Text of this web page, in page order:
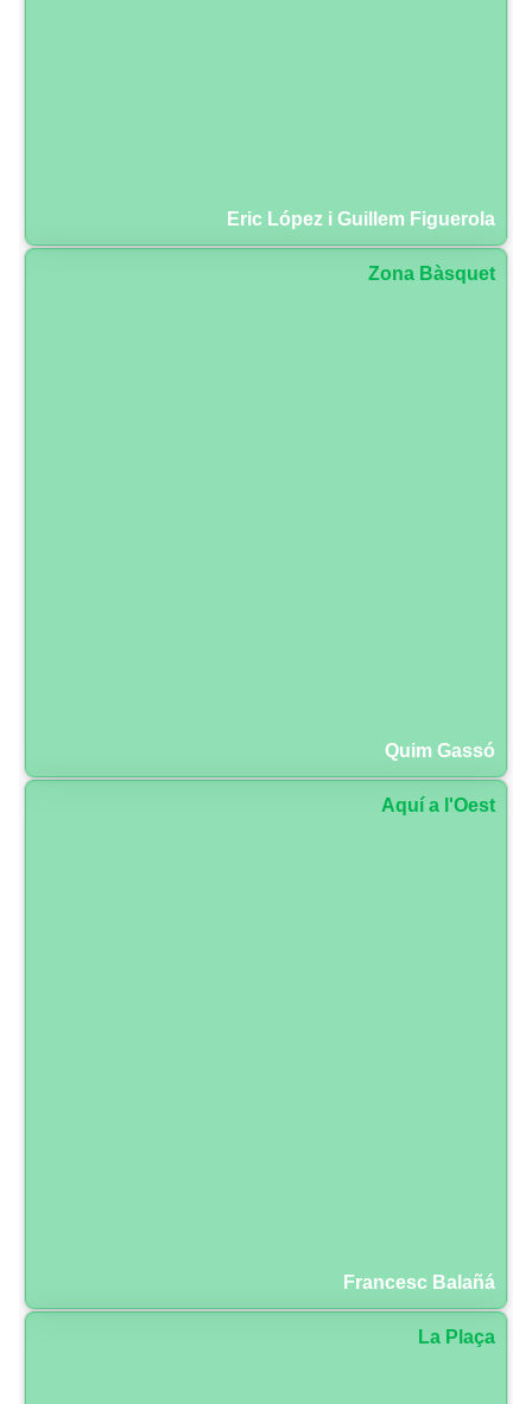
Eric López i Guillem Figuerola
Zona Bàsquet
Quim Gassó
Aquí a l'Oest
Francesc Balañá
La Plaça